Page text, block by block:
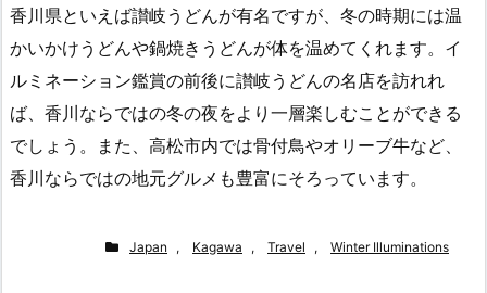
香川県といえば讃岐うどんが有名ですが、冬の時期には温
かいかけうどんや鍋焼きうどんが体を温めてくれます。イ
ルミネーション鑑賞の前後に讃岐うどんの名店を訪れれ
ば、香川ならではの冬の夜をより一層楽しむことができる
でしょう。また、高松市内では骨付鳥やオリーブ牛など、
香川ならではの地元グルメも豊富にそろっています。
Japan , Kagawa , Travel , Winter Illuminations